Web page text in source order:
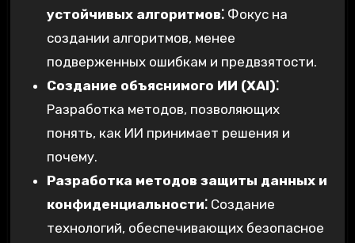
устойчивых алгоритмов⁚Фокус на
создании алгоритмов, менее
подверженных ошибкам и предвзятости.
Создание объяснимого ИИ (XAI)⁚
Разработка методов, позволяющих
понять, как ИИ принимает решения и
почему.
Разработка методов защиты данных и
конфиденциальности⁚Создание
технологий, обеспечивающих безопасное